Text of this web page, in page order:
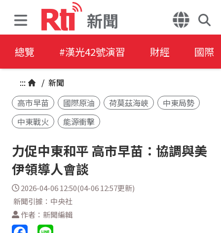
新聞
總覽 #漢光42號演習 財經 國際
::: / 新聞
高市早苗
國際原油 荷莫茲海峽
中東局勢
中東戰火
能源衝擊
力促中東和平 高市早苗：協調與美
伊領導人會談
2026-04-06 12:50(04-06 12:57更新)
新聞引據：中央社
作者：新聞編輯